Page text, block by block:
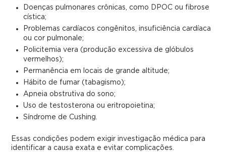
Doenças pulmonares crônicas, como DPOC ou fibrose
cística;
Problemas cardíacos congênitos, insuficiência cardíaca
ou cor pulmonale;
Policitemia vera (produção excessiva de glóbulos
vermelhos);
Permanência em locais de grande altitude;
Hábito de fumar (tabagismo);
Apneia obstrutiva do sono;
Uso de testosterona ou eritropoietina;
Síndrome de Cushing.
Essas condições podem exigir investigação médica para
identificar a causa exata e evitar complicações.